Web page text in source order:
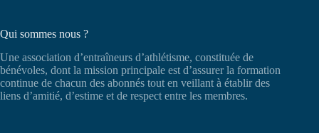
Qui sommes nous ?
Une association d’entraîneurs d’athlétisme, constituée de
bénévoles, dont la mission principale est d’assurer la formation
continue de chacun des abonnés tout en veillant à établir des
liens d’amitié, d’estime et de respect entre les membres.